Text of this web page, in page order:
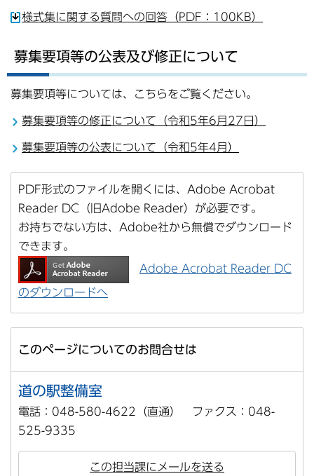
様式集に関する質問への回答（PDF：100KB）
募集要項等の公表及び修正について
募集要項等については、こちらをご覧ください。
募集要項等の修正について（令和5年6月27日）
募集要項等の公表について（令和5年4月）
PDF形式のファイルを開くには、Adobe Acrobat
Reader DC（旧Adobe Reader）が必要です。
お持ちでない方は、Adobe社から無償でダウンロード
できます。
Adobe Acrobat Reader DC
のダウンロードへ
このページについてのお問合せは
道の駅整備室
電話：048-580-4622（直通） ファクス：048-
525-9335
この担当課にメールを送る